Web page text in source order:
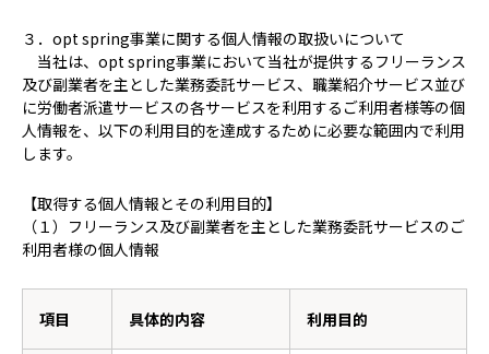
３．opt spring事業に関する個人情報の取扱いについて
当社は、opt spring事業において当社が提供するフリーランス
及び副業者を主とした業務委託サービス、職業紹介サービス並び
に労働者派遣サービスの各サービスを利用するご利用者様等の個
人情報を、以下の利用目的を達成するために必要な範囲内で利用
します。
【取得する個人情報とその利用目的】
（１）フリーランス及び副業者を主とした業務委託サービスのご
利用者様の個人情報
項目 具体的内容 利用目的